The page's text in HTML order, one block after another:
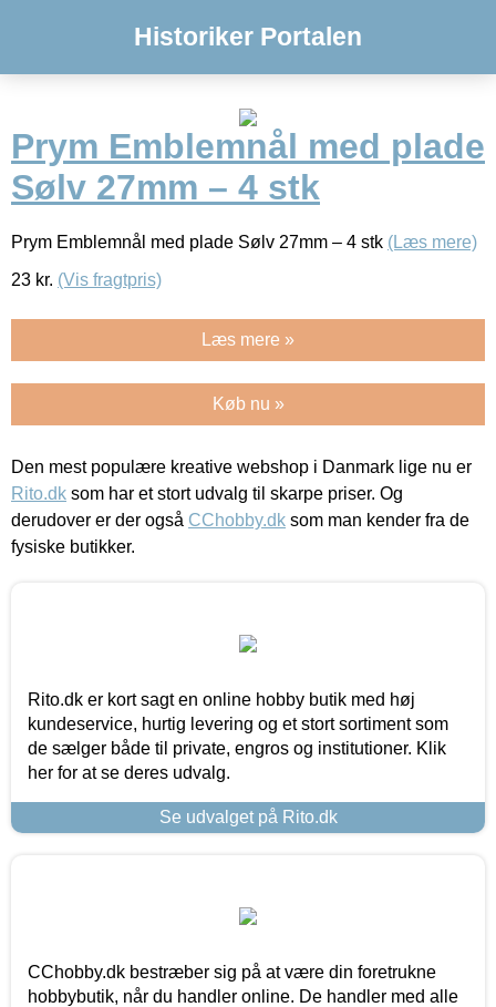
Historiker Portalen
Prym Emblemnål med plade
Sølv 27mm – 4 stk
Prym Emblemnål med plade Sølv 27mm – 4 stk (Læs mere)
23 kr. (Vis fragtpris)
Læs mere »
Køb nu »
Den mest populære kreative webshop i Danmark lige nu er
Rito.dk som har et stort udvalg til skarpe priser. Og
derudover er der også CChobby.dk som man kender fra de
fysiske butikker.
Rito.dk er kort sagt en online hobby butik med høj
kundeservice, hurtig levering og et stort sortiment som
de sælger både til private, engros og institutioner. Klik
her for at se deres udvalg.
Se udvalget på Rito.dk
CChobby.dk bestræber sig på at være din foretrukne
hobbybutik, når du handler online. De handler med alle